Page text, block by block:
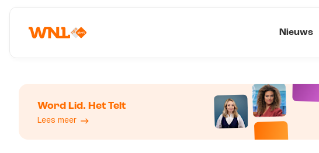
Nieuws
Word Lid. Het Telt
Lees meer